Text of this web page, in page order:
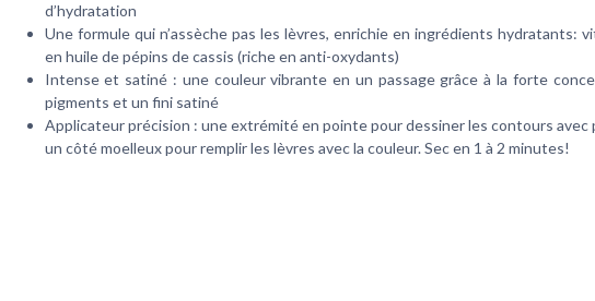
d’hydratation
Une formule qui n’assèche pas les lèvres, enrichie en ingrédients hydratants:
en huile de pépins de cassis (riche en anti-oxydants)
Intense et satiné : une couleur vibrante en un passage grâce à la forte
pigments et un fini satiné
Applicateur précision : une extrémité en pointe pour dessiner les contours avec
un côté moelleux pour remplir les lèvres avec la couleur. Sec en 1 à 2 minutes!